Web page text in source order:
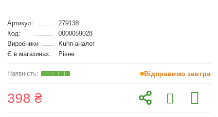
Артикул:
279138
Код:
0000059028
Виробники
Kuhn-аналог
Є в магазинах:
Рівне
Відправимо завтра
398 ₴